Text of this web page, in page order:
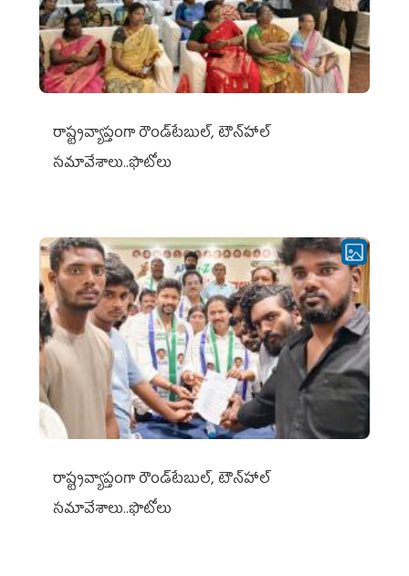
రాష్ట్రవ్యాప్తంగా రౌండ్‌టేబుల్‌, టౌన్‌హాల్‌
సమావేశాలు..ఫొటోలు
రాష్ట్రవ్యాప్తంగా రౌండ్‌టేబుల్‌, టౌన్‌హాల్‌
సమావేశాలు..ఫొటోలు